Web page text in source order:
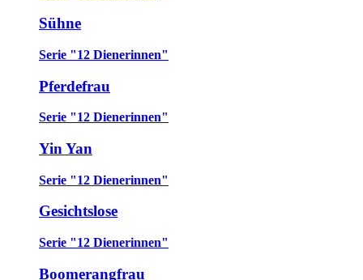
Sühne
Serie "12 Dienerinnen"
Pferdefrau
Serie "12 Dienerinnen"
Yin Yan
Serie "12 Dienerinnen"
Gesichtslose
Serie "12 Dienerinnen"
Boomerangfrau